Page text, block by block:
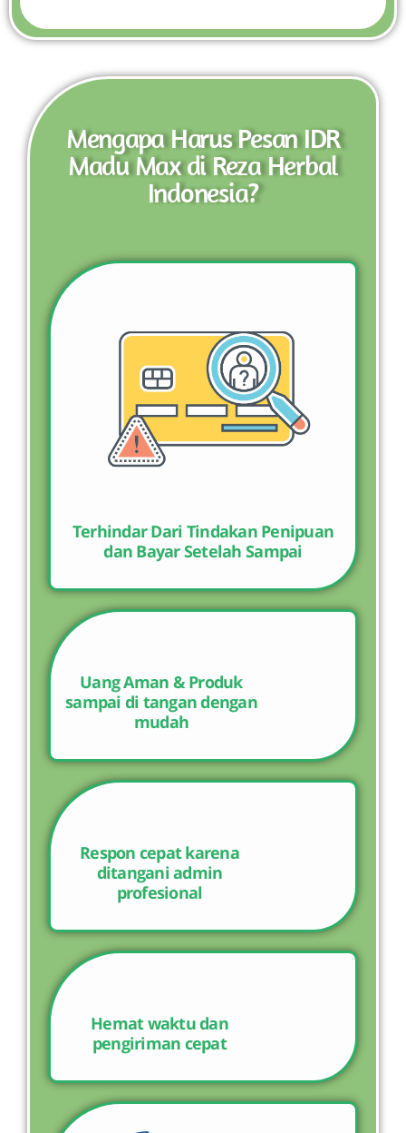
Mengapa Harus Pesan IDR
Madu Max di Reza Herbal
Indonesia?
Terhindar Dari Tindakan Penipuan
dan Bayar Setelah Sampai
Uang Aman & Produk
sampai di tangan dengan
mudah
Respon cepat karena
ditangani admin
profesional
Hemat waktu dan
pengiriman cepat